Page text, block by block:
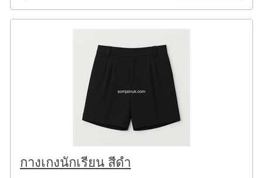
กางเกงนักเรียน สีดำ